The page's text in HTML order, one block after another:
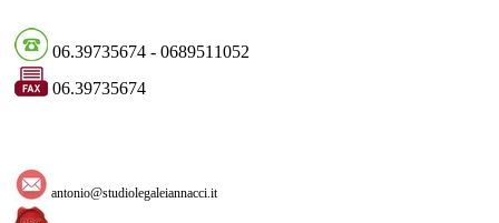
06.39735674 - 0689511052
06.39735674
antonio@studiolegaleiannacci.it